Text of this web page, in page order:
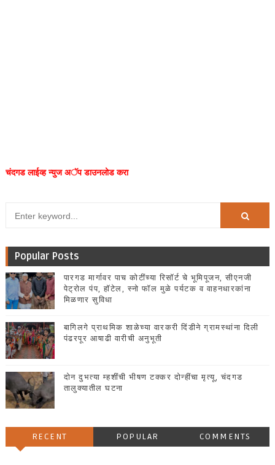
चंदगड लाईव्ह न्युज अॅप डाउनलोड करा
Popular Posts
पारगड मार्गावर पाच कोटींच्या रिसॉर्ट चे भूमिपूजन, सीएनजी
पेट्रोल पंप, हॉटेल, स्नो फॉल मुळे पर्यटक व वाहनधारकांना
मिळणार सुविधा
बागिलगे प्राथमिक शाळेच्या वारकरी दिंडीने ग्रामस्थांना दिली
पंढरपूर आषाढी वारीची अनुभूती
दोन दुभत्या म्हशींची भीषण टक्कर दोन्हींचा मृत्यू, चंदगड
तालुक्यातील घटना
RECENT POPULAR COMMENTS